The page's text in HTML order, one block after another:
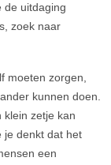
de uitdaging
zoek naar
moeten zorgen,
kunnen doen.
klein zetje kan
je denkt dat het
een